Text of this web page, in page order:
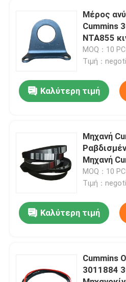
Προϊόντα
Σχετικά με εμάς
Γύρος εργοστασίων
επαφή
Νέα
Ζητήστε ένα απόσπασμα
Ανταλλακτικά Cummins
Μέρος
Cummins
NTA855
MOQ：10
Τιμή：
Καλύτερη τιμή
Μηχανή
Μηχανή
MOQ：10
Τιμή：
Καλύτερη τιμή
Cummins
3011884